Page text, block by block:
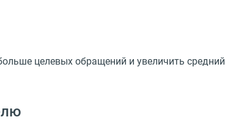
целевых обращений и увеличить